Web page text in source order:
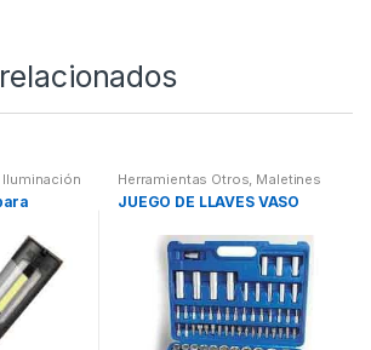
Iluminación Herramientas Otros, Maletines
Herramientas, Extractores,
Compresímetros, otros
JUEGO DE LLAVES VASO